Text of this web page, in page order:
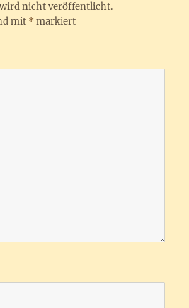
nicht veröffentlicht.
mit * markiert